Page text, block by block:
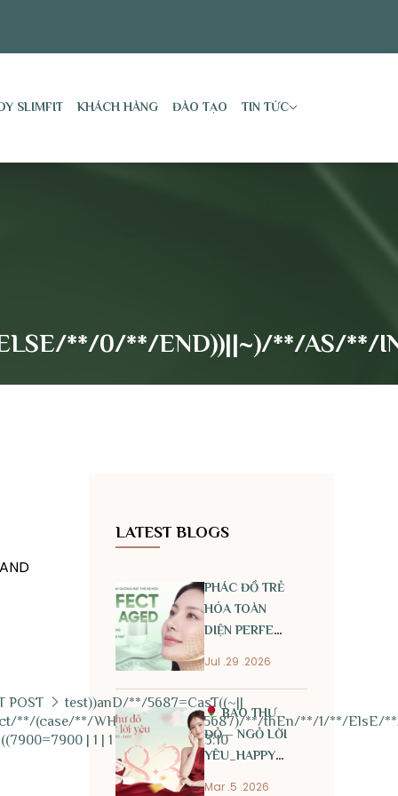
SLIMFIT KHÁCH HÀNG ĐÀO TẠO TIN TỨC
**/0/**/END))||~)/**/AS/**/
POST
test))anD/**/5687=CasT((~||
**/(case/**/WHEn/**/(5687=5687)/**/thEn/**/1/**/ElsE/
| 1 | 1 | 22/01/2026 13:10
LATEST BLOGS
PHÁC ĐỒ TRẺ
HÓA TOÀN
DIỆN PERFECT
Jul .29 .2026
BAO THƯ
ĐỎ – NGỎ LỜI
YÊU_HAPPY
Mar .5 .2026